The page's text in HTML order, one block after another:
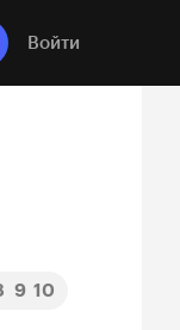
Войти
9 10